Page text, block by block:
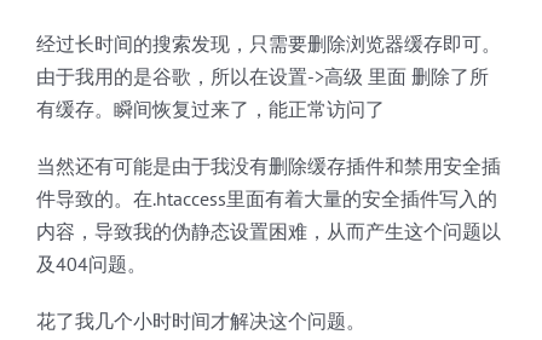
经过长时间的搜索发现，只需要删除浏览器缓存即可。
由于我用的是谷歌，所以在设置->高级 里面 删除了所
有缓存。瞬间恢复过来了，能正常访问了
当然还有可能是由于我没有删除缓存插件和禁用安全插
件导致的。在.htaccess里面有着大量的安全插件写入的
内容，导致我的伪静态设置困难，从而产生这个问题以
及404问题。
花了我几个小时时间才解决这个问题。